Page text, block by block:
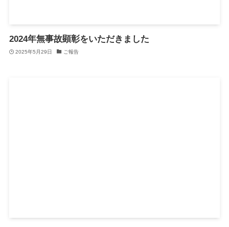
2024年無事故顕彰をいただきました
2025年5月29日 ご報告